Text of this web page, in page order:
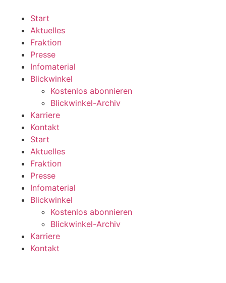
wechseln
Start
Aktuelles
Fraktion
Presse
Infomaterial
Blickwinkel
Kostenlos abonnieren
Blickwinkel-Archiv
Karriere
Kontakt
Start
Aktuelles
Fraktion
Presse
Infomaterial
Blickwinkel
Kostenlos abonnieren
Blickwinkel-Archiv
Karriere
Kontakt